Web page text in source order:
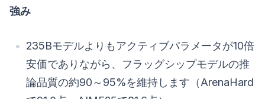
強み
235Bモデルよりもアクティブパラメータが10倍
安価でありながら、フラッグシップモデルの推
論品質の約90～95%を維持します（ArenaHard